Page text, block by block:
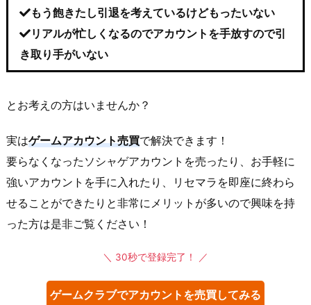
もう飽きたし引退を考えているけどもったいない
リアルが忙しくなるのでアカウントを手放すので引
き取り手がいない
とお考えの方はいませんか？
実はゲームアカウント売買で解決できます！
要らなくなったソシャゲアカウントを売ったり、お手軽に
強いアカウントを手に入れたり、リセマラを即座に終わら
せることができたりと非常にメリットが多いので興味を持
った方は是非ご覧ください！
＼ 30秒で登録完了！ ／
ゲームクラブでアカウントを売買してみる